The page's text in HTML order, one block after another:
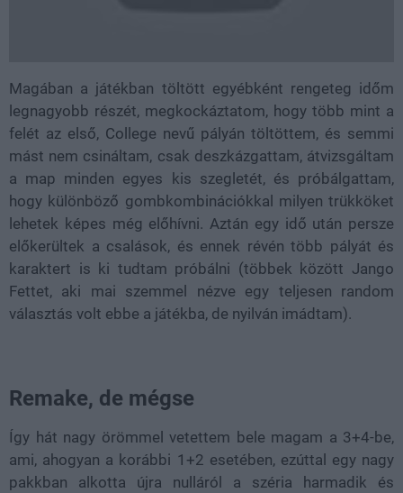
Magában a játékban töltött egyébként rengeteg időm
legnagyobb részét, megkockáztatom, hogy több mint a
felét az első, College nevű pályán töltöttem, és semmi
mást nem csináltam, csak deszkázgattam, átvizsgáltam
a map minden egyes kis szegletét, és próbálgattam,
hogy különböző gombkombinációkkal milyen trükköket
lehetek képes még előhívni. Aztán egy idő után persze
előkerültek a csalások, és ennek révén több pályát és
karaktert is ki tudtam próbálni (többek között Jango
Fettet, aki mai szemmel nézve egy teljesen random
választás volt ebbe a játékba, de nyilván imádtam).
Remake, de mégse
Így hát nagy örömmel vetettem bele magam a 3+4-be,
ami, ahogyan a korábbi 1+2 esetében, ezúttal egy nagy
pakkban alkotta újra nulláról a széria harmadik és